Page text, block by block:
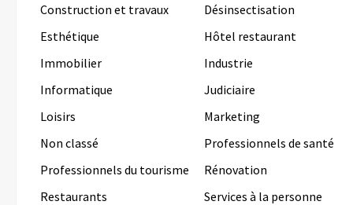
Construction et travaux
Désinsectisation
Esthétique
Hôtel restaurant
Immobilier
Industrie
Informatique
Judiciaire
Loisirs
Marketing
Non classé
Professionnels de santé
Professionnels du tourisme
Rénovation
Restaurants
Services à la personne